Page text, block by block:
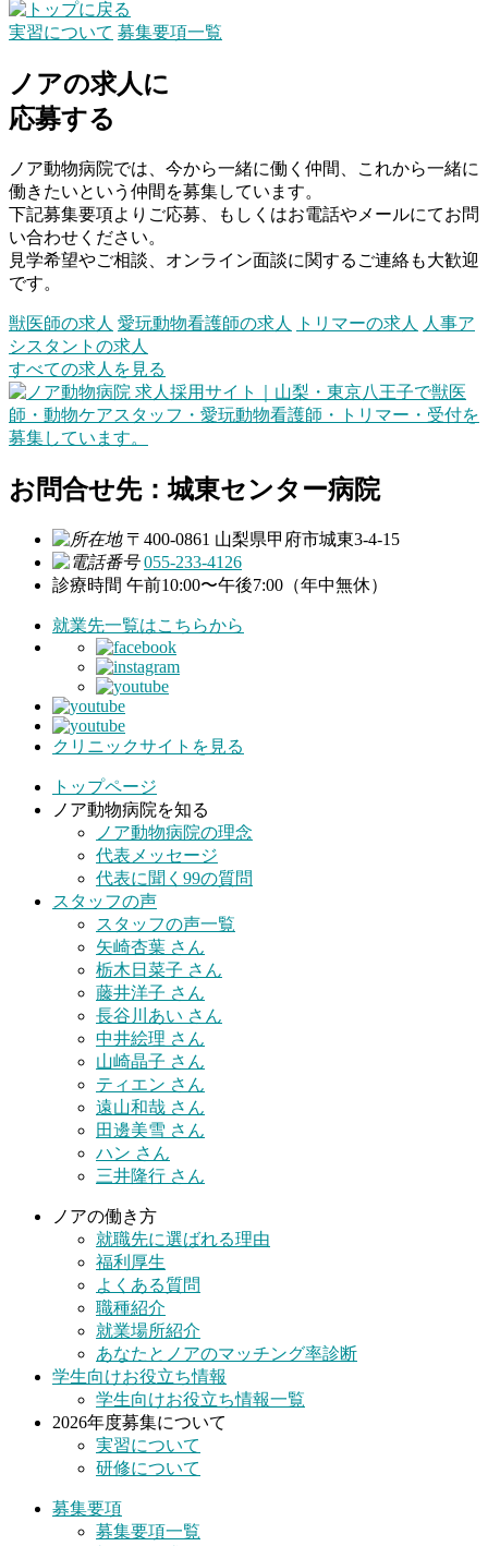
実習について 募集要項一覧
ノアの求人に
応募する
ノア動物病院では、今から一緒に働く仲間、これから一緒に
働きたいという仲間を募集しています。
下記募集要項よりご応募、もしくはお電話やメールにてお問
い合わせください。
見学希望やご相談、オンライン面談に関するご連絡も大歓迎
です。
獣医師の求人 愛玩動物看護師の求人 トリマーの求人
人事ア
シスタントの求人
すべての求人を見る
お問合せ先：城東センター病院
〒400-0861 山梨県甲府市城東3-4-15
055-233-4126
診療時間 午前10:00〜午後7:00（年中無休）
就業先一覧はこちらから
クリニックサイトを見る
トップページ
ノア動物病院を知る
ノア動物病院の理念
代表メッセージ
代表に聞く99の質問
スタッフの声
スタッフの声一覧
矢崎杏葉 さん
栃木日菜子 さん
藤井洋子 さん
長谷川あい さん
中井絵理 さん
山崎晶子 さん
ティエン さん
遠山和哉 さん
田邊美雪 さん
ハン さん
三井隆行 さん
ノアの働き方
就職先に選ばれる理由
福利厚生
よくある質問
職種紹介
就業場所紹介
あなたとノアのマッチング率診断
学生向けお役立ち情報
学生向けお役立ち情報一覧
2026年度募集について
実習について
研修について
募集要項
募集要項一覧